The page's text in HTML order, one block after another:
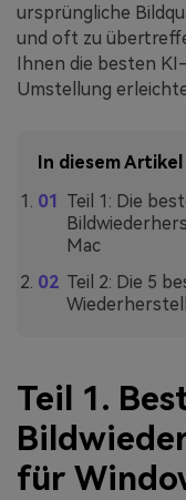
ursprüngliche
und oft zu
Ihnen die besten
Umstellung
In diesem Artikel
Teil 1: Die
Mac
Teil 2: Die 5
Teil 1.
für